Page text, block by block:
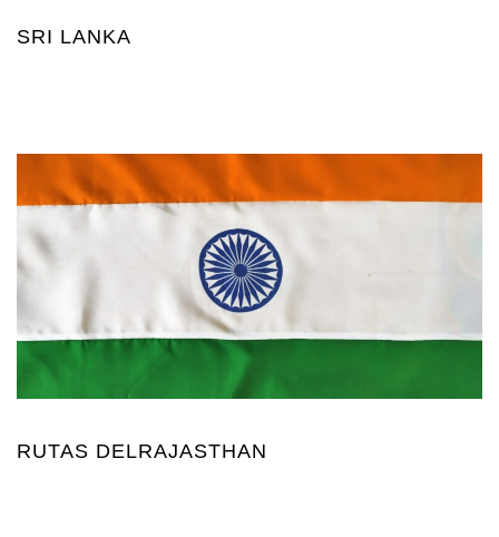
SRI LANKA
RUTAS DELRAJASTHAN